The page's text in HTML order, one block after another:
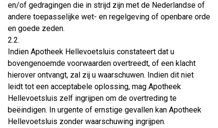
en/of gedragingen die in strijd zijn met de Nederlandse of
andere toepasselijke wet- en regelgeving of openbare orde
en goede zeden.
2.2.
Indien Apotheek Hellevoetsluis constateert dat u
bovengenoemde voorwaarden overtreedt, of een klacht
hierover ontvangt, zal zij u waarschuwen. Indien dit niet
leidt tot een acceptabele oplossing, mag Apotheek
Hellevoetsluis zelf ingrijpen om de overtreding te
beëindigen. In urgente of ernstige gevallen kan Apotheek
Hellevoetsluis zonder waarschuwing ingrijpen.